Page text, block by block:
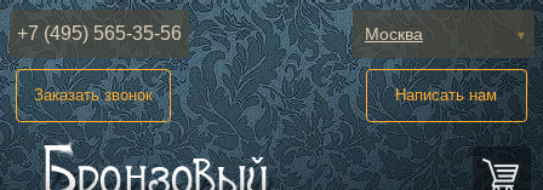
+7 (495) 565-35-56 Москва
Абакан
Анадырь
Архангельск
Заказать звонок Написать нам